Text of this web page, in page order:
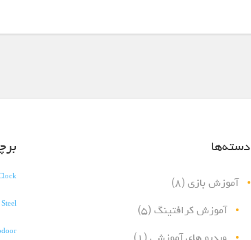
دسته‌ها
آموزش بازی (۸)
آموزش کرافتینگ (۵)